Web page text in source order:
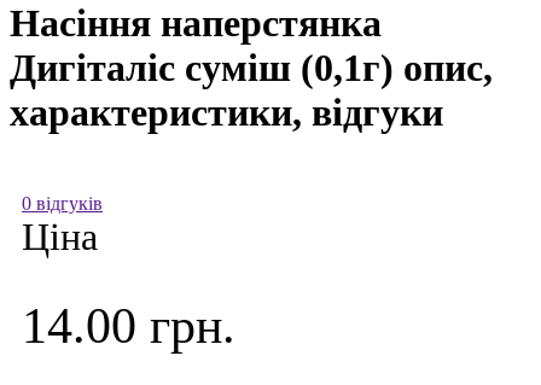
Насіння наперстянка
Дигіталіс суміш (0,1г) опис,
характеристики, відгуки
0 відгуків
Ціна
14.00 грн.